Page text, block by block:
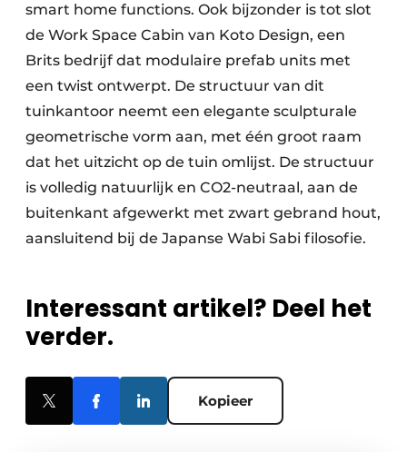
smart home functions. Ook bijzonder is tot slot
de Work Space Cabin van Koto Design, een
Brits bedrijf dat modulaire prefab units met
een twist ontwerpt. De structuur van dit
tuinkantoor neemt een elegante sculpturale
geometrische vorm aan, met één groot raam
dat het uitzicht op de tuin omlijst. De structuur
is volledig natuurlijk en CO2-neutraal, aan de
buitenkant afgewerkt met zwart gebrand hout,
aansluitend bij de Japanse Wabi Sabi filosofie.
Interessant artikel? Deel het
verder.
Kopieer